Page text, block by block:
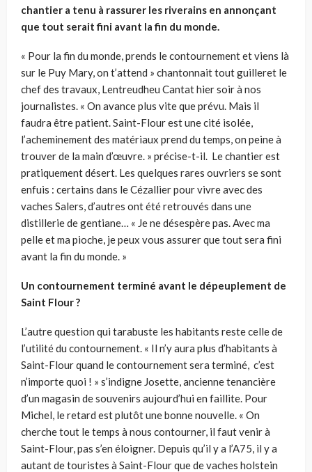
chantier a tenu à rassurer les riverains en annonçant
que tout serait fini avant la fin du monde.
« Pour la fin du monde, prends le contournement et viens là
sur le Puy Mary, on t’attend » chantonnait tout guilleret le
chef des travaux, Lentreudheu Cantat hier soir à nos
journalistes. « On avance plus vite que prévu. Mais il
faudra être patient. Saint-Flour est une cité isolée,
l’acheminement des matériaux prend du temps, on peine à
trouver de la main d’œuvre. » précise-t-il. Le chantier est
pratiquement désert. Les quelques rares ouvriers se sont
enfuis : certains dans le Cézallier pour vivre avec des
vaches Salers, d’autres ont été retrouvés dans une
distillerie de gentiane… « Je ne désespère pas. Avec ma
pelle et ma pioche, je peux vous assurer que tout sera fini
avant la fin du monde. »
Un contournement terminé avant le dépeuplement de
Saint Flour ?
L’autre question qui tarabuste les habitants reste celle de
l’utilité du contournement. « Il n’y aura plus d’habitants à
Saint-Flour quand le contournement sera terminé, c’est
n’importe quoi ! » s’indigne Josette, ancienne tenancière
d’un magasin de souvenirs aujourd’hui en faillite. Pour
Michel, le retard est plutôt une bonne nouvelle. « On
cherche tout le temps à nous contourner, il faut venir à
Saint-Flour, pas s’en éloigner. Depuis qu’il y a l’A75, il y a
autant de touristes à Saint-Flour que de vaches holstein